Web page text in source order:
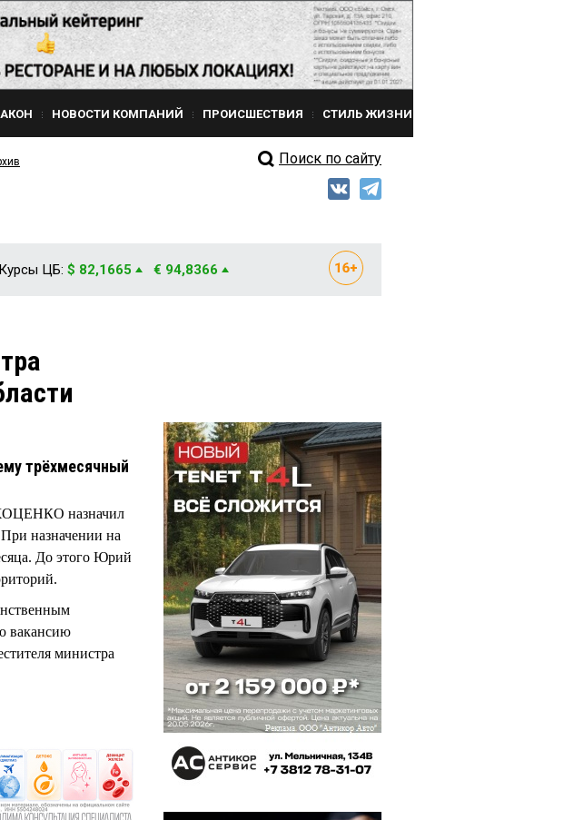
НОВОСТИ КОМПАНИЙ ПРОИСШЕСТВИЯ СТИЛЬ ЖИЗНИ
Поиск по сайту
Курсы ЦБ: $ 82,1665 € 94,8366
трёхмесячный
назначил
назначении на
До этого Юрий
вакансию
министра